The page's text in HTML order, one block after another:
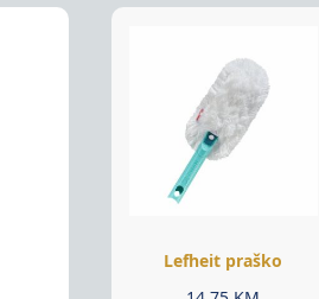
Lefheit praško